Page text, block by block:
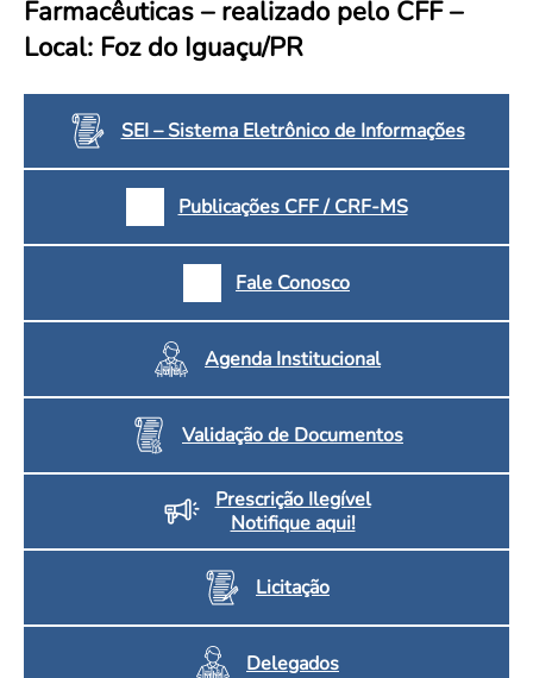
Convenção Coletiva 2025/2026 – Piso salarial Farmácias e Drogaria
Consulta de Farmacêuticos e Estabelecimentos Inscritos no CRF/MS
Saúde Pública e Indígena
Calendário Eleitoral
Candidatos
Dúvidas Frequentes
Farmacêuticas – realizado pelo CFF –
Local: Foz do Iguaçu/PR
SEI – Sistema Eletrônico de Informações
Publicações CFF / CRF-MS
Fale Conosco
Agenda Institucional
Validação de Documentos
Prescrição Ilegível
Notifique aqui!
Licitação
Delegados